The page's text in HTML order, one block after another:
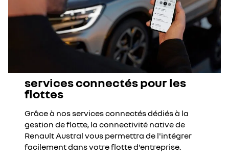
services connectés pour les
flottes
Grâce à nos services connectés dédiés à la
gestion de flotte, la connectivité native de
Renault Austral vous permettra de l'intégrer
facilement dans votre flotte d'entreprise.